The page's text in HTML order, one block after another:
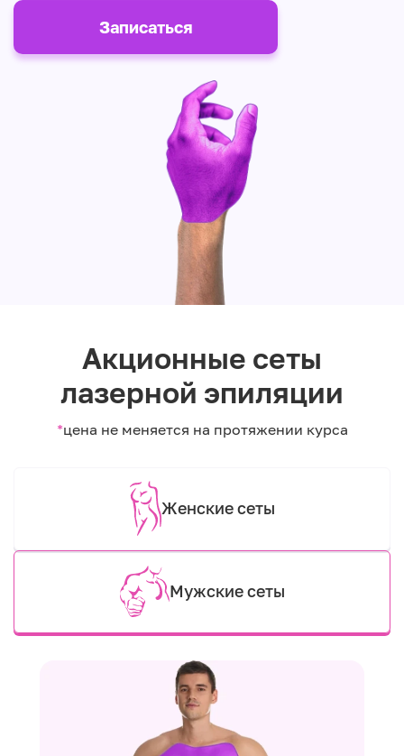
Записаться
Акционные сеты
лазерной эпиляции
*цена не меняется на протяжении курса
Женские сеты
Мужские сеты